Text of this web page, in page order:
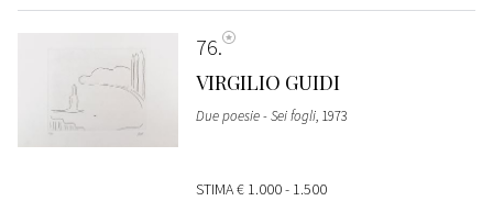
76
VIRGILIO GUIDI
Due poesie - Sei fogli, 1973
STIMA€ 1.000 - 1.500